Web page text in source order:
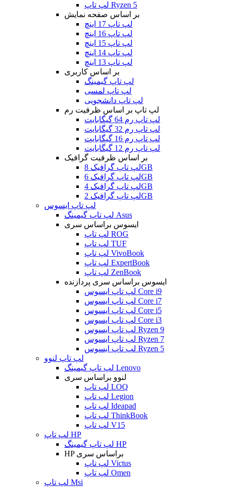
لپ تاپ Ryzen 5
بر اساس صفحه نمایش
لپ تاپ 17 اینچ
لپ تاپ 16 اینچ
لپ تاپ 15 اینچ
لپ تاپ 14 اینچ
لپ تاپ 13 اینچ
بر اساس کاربری
لپ تاپ گیمینگ
لپ تاپ لمسی
لپ تاپ دانشجویی
لپ تاپ بر اساس ظرفیت رم
لپ تاپ رم 64 گیگابایت
لپ تاپ رم 32 گیگابایت
لپ تاپ رم 16 گیگابایت
لپ تاپ رم 12 گیگابایت
بر اساس ظرفیت گرافیک
لپ تاپ گرافیک 8GB
لپ تاپ گرافیک 6GB
لپ تاپ گرافیک 4GB
لپ تاپ گرافیک 2GB
لپ تاپ ایسوس
لپ تاپ گیمینگ Asus
ایسوس براساس سری
لپ تاپ ROG
لپ تاپ TUF
لپ تاپ VivoBook
لپ تاپ ExpertBook
لپ تاپ ZenBook
ایسوس براساس سری پردازنده
لپ تاپ ایسوس Core i9
لپ تاپ ایسوس Core i7
لپ تاپ ایسوس Core i5
لپ تاپ ایسوس Core i3
لپ تاپ ایسوس Ryzen 9
لپ تاپ ایسوس Ryzen 7
لپ تاپ ایسوس Ryzen 5
لپ تاپ لنوو
لپ تاپ گیمینگ Lenovo
لنوو براساس سری
لپ تاپ LOQ
لپ تاپ Legion
لپ تاپ Ideapad
لپ تاپ ThinkBook
لپ تاپ V15
لپ تاپ HP
لپ تاپ گیمینگ HP
HP براساس سری
لپ تاپ Victus
لپ تاپ Omen
لپ تاپ Msi